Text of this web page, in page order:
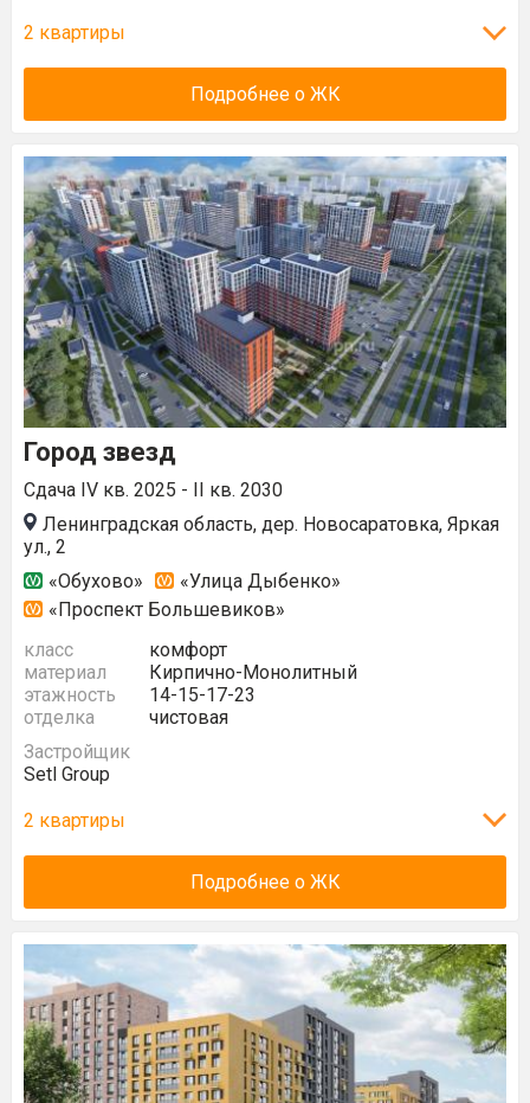
2 квартиры
Подробнее о ЖК
Город звезд
Сдача IV кв. 2025 - II кв. 2030
Ленинградская область, дер. Новосаратовка, Яркая
ул., 2
«Обухово»
«Улица Дыбенко»
«Проспект Большевиков»
класс
комфорт
материал
Кирпично-Монолитный
этажность
14-15-17-23
отделка
чистовая
Застройщик
Setl Group
2 квартиры
Подробнее о ЖК